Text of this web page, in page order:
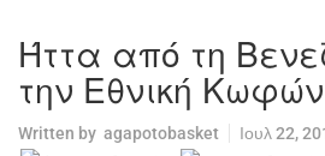
Ήττα από τη
την Εθνική Κωφών
Written by agapotobasket Ιουλ 22,